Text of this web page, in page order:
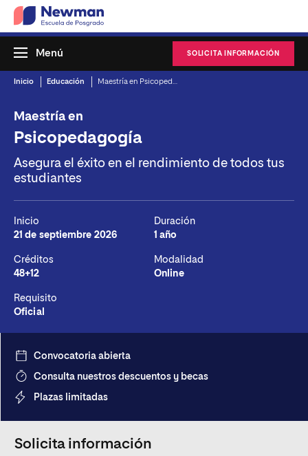
SOLICITA INFORMACIÓN
Menú
Inicio Educación
Maestría en
Psicopedagogía
Asegura el éxito en el rendimiento de todos tus
estudiantes
Inicio
21 de septiembre 2026
Duración
1 año
Créditos
48+12
Modalidad
Online
Requisito
Oficial
Convocatoria abierta
Consulta nuestros descuentos y becas
Plazas limitadas
Solicita información